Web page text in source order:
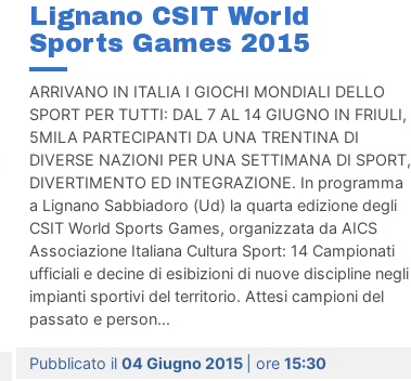
Lignano CSIT World
Sports Games 2015
ARRIVANO IN ITALIA I GIOCHI MONDIALI DELLO
SPORT PER TUTTI: DAL 7 AL 14 GIUGNO IN FRIULI,
5MILA PARTECIPANTI DA UNA TRENTINA DI
DIVERSE NAZIONI PER UNA SETTIMANA DI SPORT,
DIVERTIMENTO ED INTEGRAZIONE. In programma
a Lignano Sabbiadoro (Ud) la quarta edizione degli
CSIT World Sports Games, organizzata da AICS
Associazione Italiana Cultura Sport: 14 Campionati
ufficiali e decine di esibizioni di nuove discipline negli
impianti sportivi del territorio. Attesi campioni del
passato e person...
Pubblicato il 04 Giugno 2015 | ore 15:30